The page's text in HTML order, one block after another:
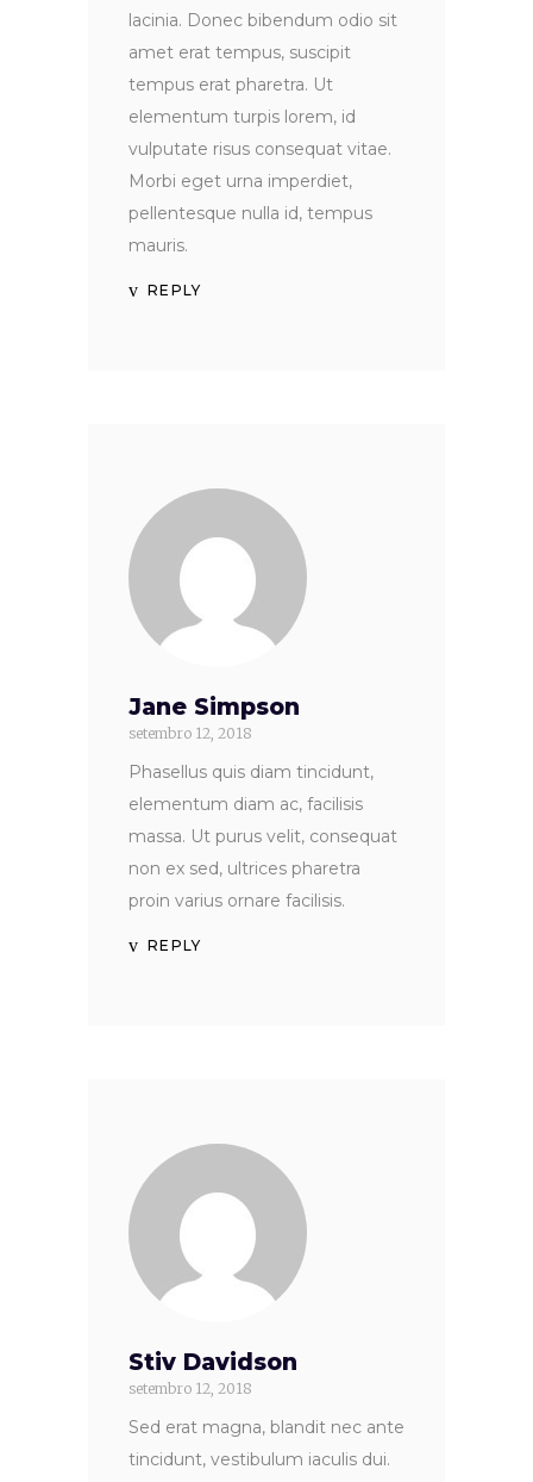
lacinia. Donec bibendum odio sit
amet erat tempus, suscipit
tempus erat pharetra. Ut
elementum turpis lorem, id
vulputate risus consequat vitae.
Morbi eget urna imperdiet,
pellentesque nulla id, tempus
mauris.
REPLY
Jane Simpson
setembro 12, 2018
Phasellus quis diam tincidunt,
elementum diam ac, facilisis
massa. Ut purus velit, consequat
non ex sed, ultrices pharetra
proin varius ornare facilisis.
REPLY
Stiv Davidson
setembro 12, 2018
Sed erat magna, blandit nec ante
tincidunt, vestibulum iaculis dui.